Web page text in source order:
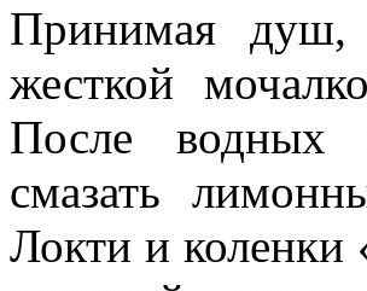
Принимая душ,
жесткой
После водных
смазать
Локти и коленки